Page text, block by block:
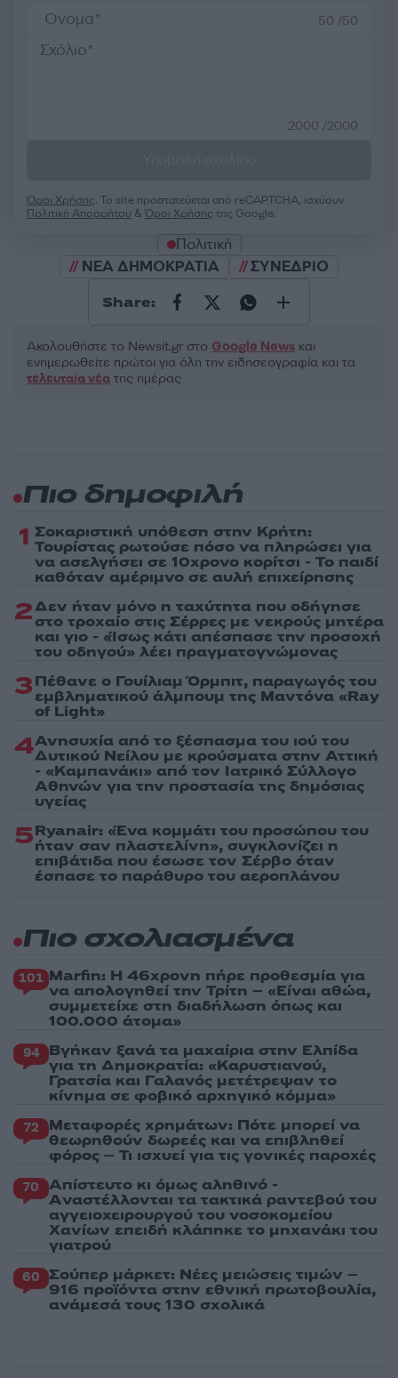
50 /50
2000 /2000
Όροι Χρήσης. Το site προστατεύεται από reCAPTCHA, ισχύουν
Πολιτική Απορρήτου &Όροι Χρήσης της Google.
Πολιτική
ΝΕΑ ΔΗΜΟΚΡΑΤΙΑ
ΣΥΝΕΔΡΙΟ
Share:
Ακολουθήστε το Νewsit.gr στο Google News και
ενημερωθείτε πρώτοι για όλη την ειδησεογραφία και τα
τελευταία νέα της ημέρας
Πιο δημοφιλή
1 Σοκαριστική υπόθεση στην Κρήτη:
Τουρίστας ρωτούσε πόσο να πληρώσει για
να ασελγήσει σε 10χρονο κορίτσι - Το παιδί
καθόταν αμέριμνο σε αυλή επιχείρησης
2Δεν ήταν μόνο η ταχύτητα που οδήγησε
στο τροχαίο στις Σέρρες με νεκρούς μητέρα
και γιο - «Ίσως κάτι απέσπασε την προσοχή
του οδηγού» λέει πραγματογνώμονας
3Πέθανε ο Γουίλιαμ Όρμπιτ, παραγωγός του
εμβληματικού άλμπουμ της Μαντόνα «Ray
of Light»
4Ανησυχία από το ξέσπασμα του ιού του
Δυτικού Νείλου με κρούσματα στην Αττική
- «Καμπανάκι» από τον Ιατρικό Σύλλογο
Αθηνών για την προστασία της δημόσιας
υγείας
5Ryanair: «Ένα κομμάτι του προσώπου του
ήταν σαν πλαστελίνη», συγκλονίζει η
επιβάτιδα που έσωσε τον Σέρβο όταν
έσπασε το παράθυρο του αεροπλάνου
Πιο σχολιασμένα
101 Marfin: Η 46χρονη πήρε προθεσμία για
να απολογηθεί την Τρίτη – «Είναι αθώα,
συμμετείχε στη διαδήλωση όπως και
100.000 άτομα»
94 Βγήκαν ξανά τα μαχαίρια στην Ελπίδα
για τη Δημοκρατία: «Καρυστιανού,
Γρατσία και Γαλανός μετέτρεψαν το
κίνημα σε φοβικό αρχηγικό κόμμα»
72 Μεταφορές χρημάτων: Πότε μπορεί να
θεωρηθούν δωρεές και να επιβληθεί
φόρος – Τι ισχυεί για τις γονικές παροχές
70 Απίστευτο κι όμως αληθινό -
Aναστέλλονται τα τακτικά ραντεβού του
αγγειοχειρουργού του νοσοκομείου
Χανίων επειδή κλάπηκε το μηχανάκι του
γιατρού
60 Σούπερ μάρκετ: Νέες μειώσεις τιμών –
916 προϊόντα στην εθνική πρωτοβουλία,
ανάμεσά τους 130 σχολικά